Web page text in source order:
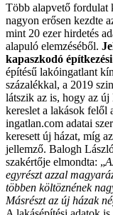
Több alapvető fordulat
nagyon erősen kezdte
mint 20 ezer hirdetés
alapuló elemzéséből.
kapaszkodó
építésű lakóingatlant
százalékkal, a 2019
látszik az is, hogy az
kereslet a lakások felől
ingatlan.com adatai
keresett új házat, míg
jellemző. Balogh
szakértője elmondta: „
egyrészt azzal
többen költöznének
Másrészt az új házak